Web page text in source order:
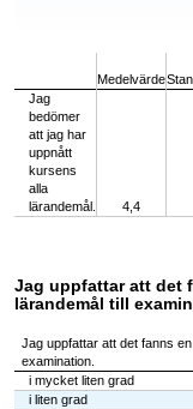
Medelvärde
Jag
bedömer
att jag har
uppnått
kursens
alla
lärandemål.
4,4
Jag uppfattar att det
lärandemål till
Jag uppfattar att det fanns
examination.
i mycket liten grad
i liten grad